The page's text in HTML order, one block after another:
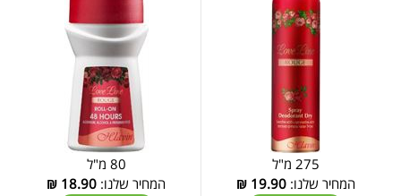
275 מ"ל
המחיר שלנו:19.90
₪
80 מ"ל
המחיר שלנו: 18.90
₪